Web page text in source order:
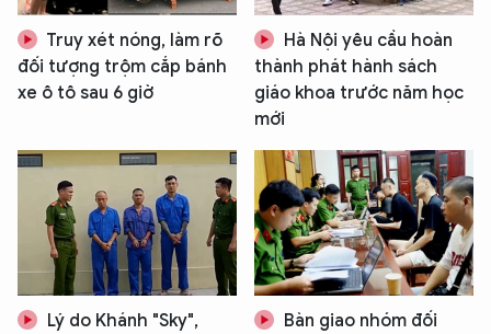
Truy xét nóng, làm rõ
đối tượng trộm cắp bánh
xe ô tô sau 6 giờ
Hà Nội yêu cầu hoàn
thành phát hành sách
giáo khoa trước năm học
mới
Lý do Khánh "Sky",
Bàn giao nhóm đối